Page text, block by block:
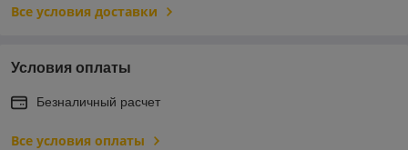
Все условия доставки
Условия оплаты
Безналичный расчет
Все условия оплаты